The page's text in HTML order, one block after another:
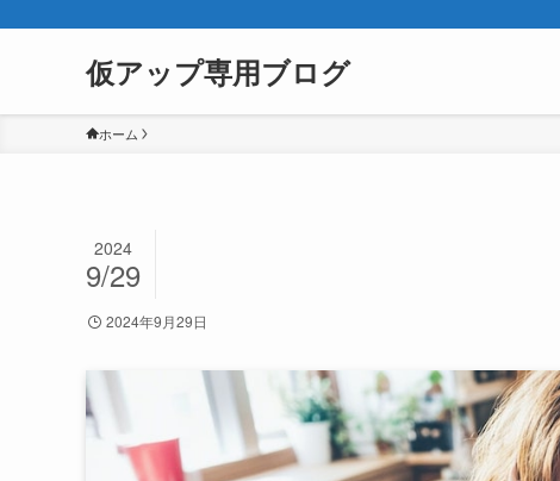
仮アップ専用ブログ
ホーム
2024
9/29
2024年9月29日